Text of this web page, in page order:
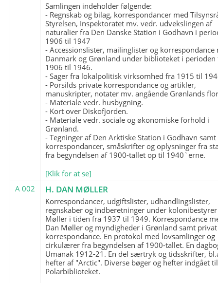
Samlingen indeholder følgende:
- Regnskab og bilag, korrespondancer med
Styrelsen, Inspektoratet mv. vedr. udvekslingen af
naturalier fra Den Danske Station i Godhavn i
1906 til 1947
- Accessionslister, mailinglister og korrespondance
Danmark og Grønland under biblioteket i perioden
1906 til 1946.
- Sager fra lokalpolitisk virksomhed fra 1915 til
- Porsilds private korrespondance og artikler,
manuskripter, notater mv. angående Grønlands
- Materiale vedr. husbygning.
- Kort over Diskofjorden.
- Materiale vedr. sociale og økonomiske forhold i
Grønland.
- Tegninger af Den Arktiske Station i Godhavn
korrespondancer, småskrifter og oplysninger fra
fra begyndelsen af 1900-tallet op til 1940`erne.
[Klik for at se]
A 002
H. DAN MØLLER
Korrespondancer, udgiftslister, udhandlingslister,
regnskaber og indberetninger under
Møller i tiden fra 1937 til 1949. Korrespondance
Dan Møller og myndigheder i Grønland samt privat
korrespondance. En protokol med lovsamlinger og
cirkulærer fra begyndelsen af 1900-tallet. En
Umanak 1912-21. En del særtryk og tidsskrifter,
hefter af "Arctic". Diverse bøger og hefter indgået til
Polarbiblioteket.